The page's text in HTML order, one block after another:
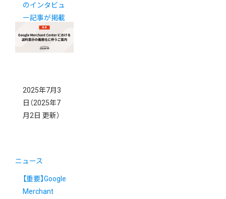
のインタビュ
ー記事が掲載
されました
2025年7月3
日 （2025年7
月2日 更新）
ニュース
【重要】Google
Merchant